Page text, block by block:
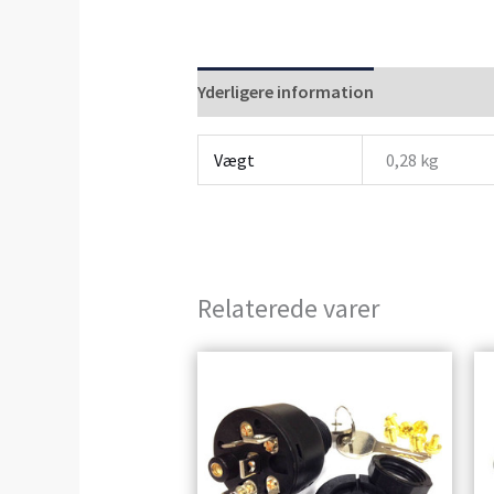
Yderligere information
Vægt 0,28 kg
Relaterede varer